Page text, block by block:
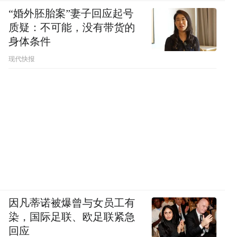
的宣传态势，为全镇实现“虫口夺粮、以秋补
夏”、促全年粮食生产优质高产目标奠定基
础。会后，工作人员为200亩连片规模生产的
水稻种植户集中发放了“水稻重大病虫防控补
“婚外胚胎案”妻子回应起号
质疑：不可能，没有带货的
身体条件
现代快报
因凡蒂诺被爆曾与女员工有
染，国际足联、欧足联紧急
回应